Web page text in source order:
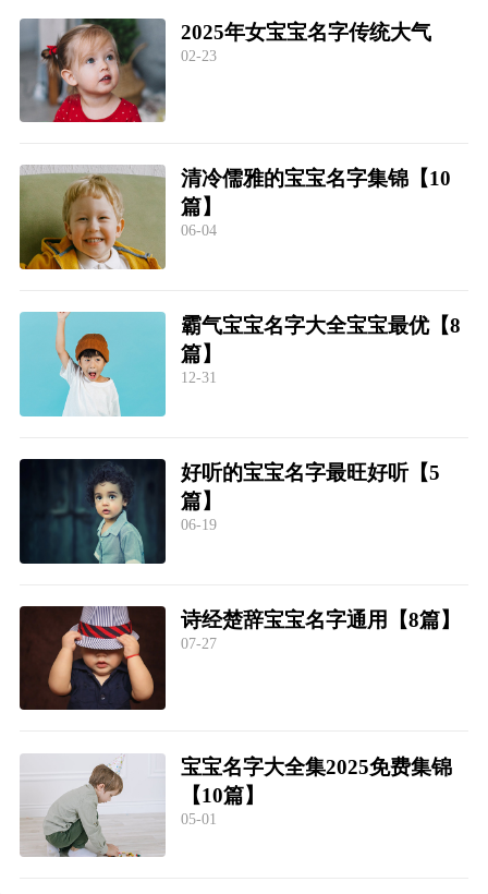
2025年女宝宝名字传统大气
02-23
清冷儒雅的宝宝名字集锦【10
篇】
06-04
霸气宝宝名字大全宝宝最优【8
篇】
12-31
好听的宝宝名字最旺好听【5
篇】
06-19
诗经楚辞宝宝名字通用【8篇】
07-27
宝宝名字大全集2025免费集锦
【10篇】
05-01